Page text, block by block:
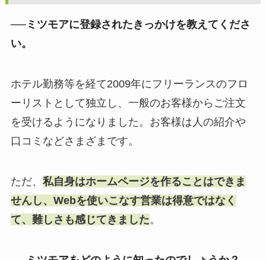
──ミツモアに登録されたきっかけを教えてくださ
い。
ホテル勤務等を経て2009年にフリーランスのフロ
ーリストとして独立し、一般のお客様からご注文
を受けるようになりました。お客様は人の紹介や
口コミなどさまざまです。
ただ、 私自身はホームページを作ることはできま
せんし、Webを使いこなす営業は得意ではなく
て、難しさも感じてきました。